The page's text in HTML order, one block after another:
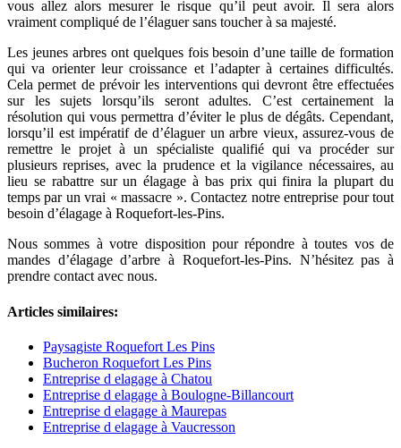
vous allez alors mesurer le risque qu’il peut avoir. Il sera alors
vraiment compliqué de l’élaguer sans toucher à sa majesté.
Les jeunes arbres ont quelques fois besoin d’une taille de formation
qui va orienter leur croissance et l’adapter à certaines difficultés.
Cela permet de prévoir les interventions qui devront être effectuées
sur les sujets lorsqu’ils seront adultes. C’est certainement la
résolution qui vous permettra d’éviter le plus de dégâts. Cependant,
lorsqu’il est impératif de d’élaguer un arbre vieux, assurez-vous de
remettre le projet à un spécialiste qualifié qui va procéder sur
plusieurs reprises, avec la prudence et la vigilance nécessaires, au
lieu se rabattre sur un élagage à bas prix qui finira la plupart du
temps par un vrai « massacre ». Contactez notre entreprise pour tout
besoin d’élagage à Roquefort-les-Pins.
Nous sommes à votre disposition pour répondre à toutes vos de
mandes d’élagage d’arbre à Roquefort-les-Pins. N’hésitez pas à
prendre contact avec nous.
Articles similaires:
Paysagiste Roquefort Les Pins
Bucheron Roquefort Les Pins
Entreprise d elagage à Chatou
Entreprise d elagage à Boulogne-Billancourt
Entreprise d elagage à Maurepas
Entreprise d elagage à Vaucresson